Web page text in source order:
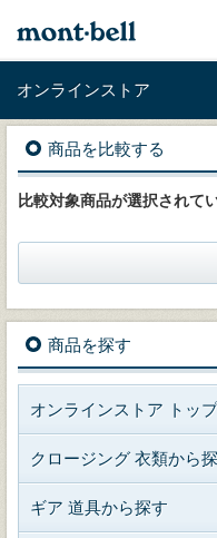
オンラインストア
商品を比較する
比較対象商品が選択されて
商品を探す
オンラインストア トップ
クロージング 衣類から
ギア 道具から探す